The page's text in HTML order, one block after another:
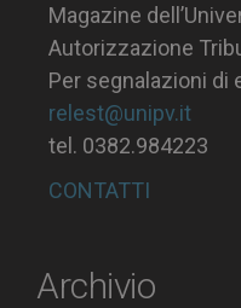
Magazine
Autorizzazione
Per segnalazioni di
relest@unipv.it
tel. 0382.984223
CONTATTI
Archivio